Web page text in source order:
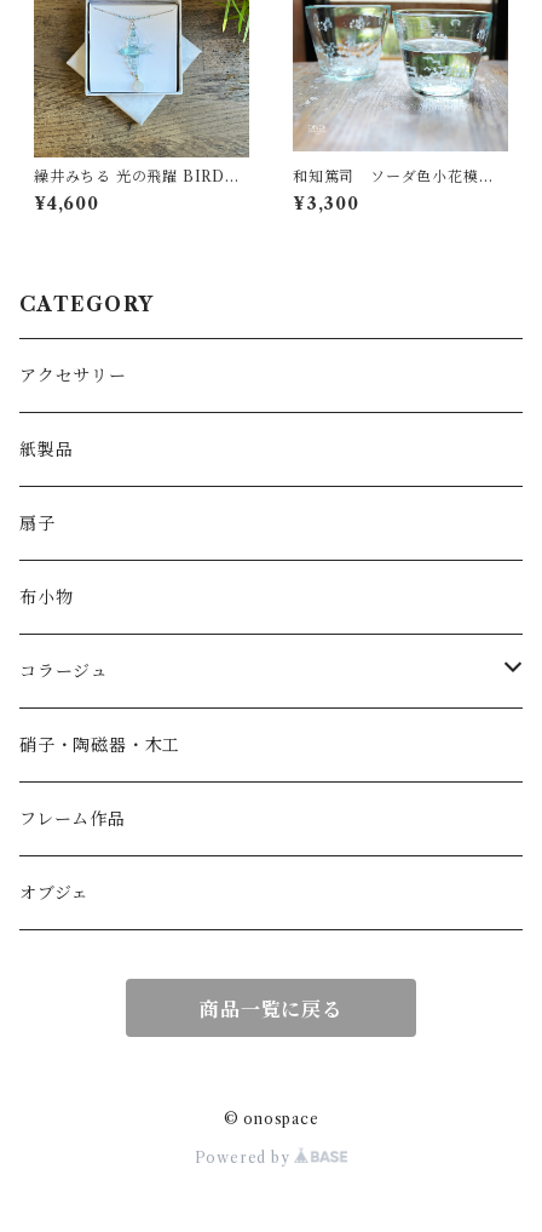
繰井みちる 光の飛躍 BIRD&E
GGプチネックレス
¥4,600
和知篤司 ソーダ色小花模様
グラス
¥3,300
CATEGORY
アクセサリー
紙製品
扇子
布小物
コラージュ
香箱
小物入れ
紙製品
硝子・陶磁器・木工
フレーム作品
オブジェ
商品一覧に戻る
© onospace
Powered by